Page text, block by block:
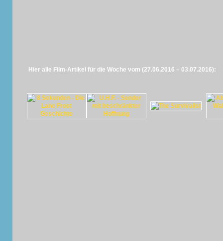
Hier alle Film-Artikel für die Woche vom (27.06.2016 – 03.07.2016):